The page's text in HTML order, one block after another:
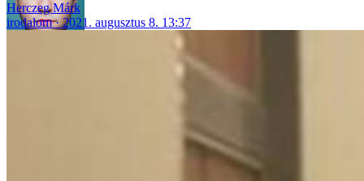
Herczeg Márk
irodalom
2021. augusztus 8. 13:37